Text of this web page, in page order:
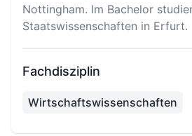
Nottingham. Im Bachelor
Staatswissenschaften in Erfurt.
Fachdisziplin
Wirtschaftswissenschaften